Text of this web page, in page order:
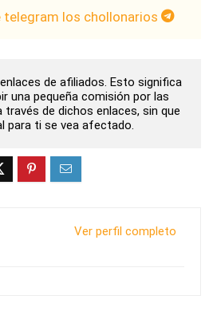
telegram los chollonarios
de afiliados. Esto significa
una pequeña comisión por las
de dichos enlaces, sin que
para ti se vea afectado.
Ver perfil completo